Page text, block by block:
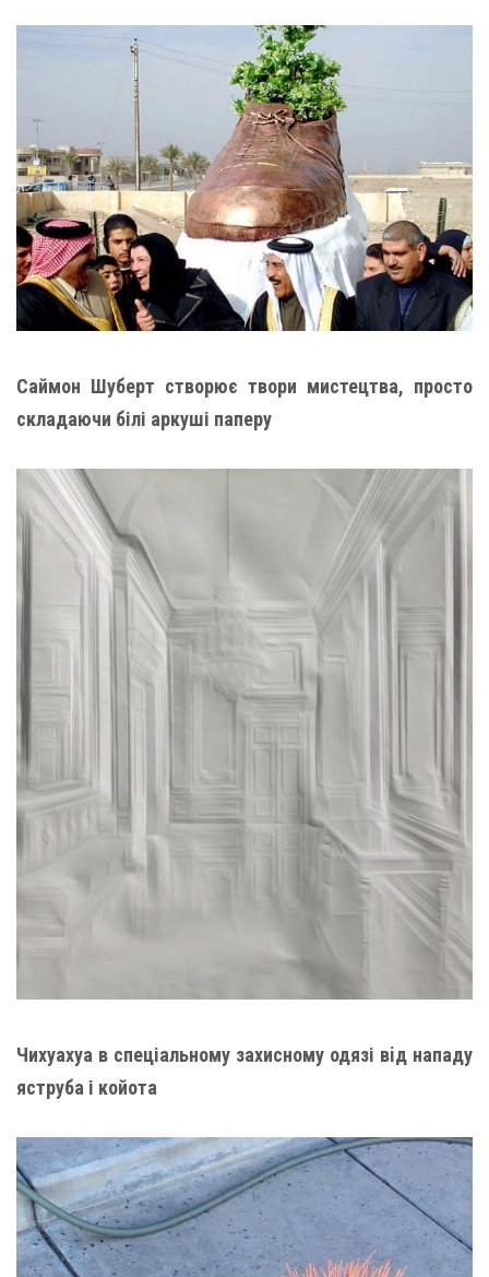
Саймон Шуберт створює твори мистецтва, просто
складаючи білі аркуші паперу
Чихуахуа в спеціальному захисному одязі вiд нападу
яструба і койота